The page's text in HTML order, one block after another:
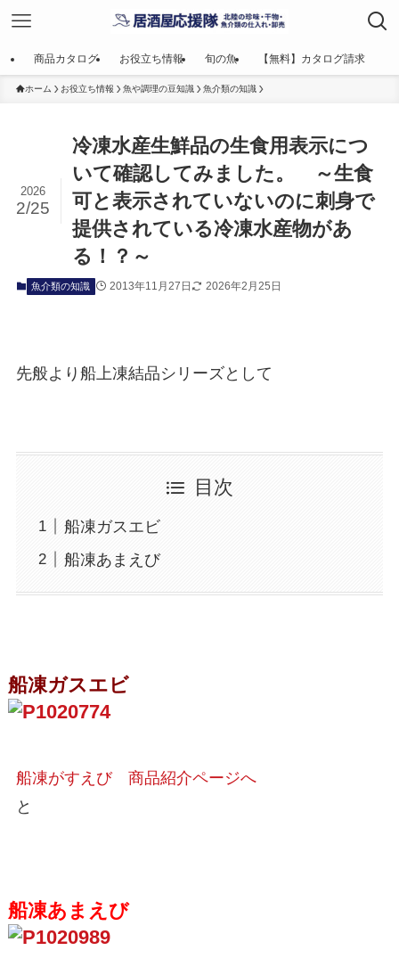
商品カタログ お役立ち情報 旬の魚 【無料】カタログ請求
ホーム お役立ち情報 魚や調理の豆知識 魚介類の知識
冷凍水産生鮮品の生食用表示につ
いて確認してみました。 ～生食
可と表示されていないのに刺身で
提供されている冷凍水産物があ
る！？～
2026
2/25
魚介類の知識 2013年11月27日 2026年2月25日
先般より船上凍結品シリーズとして
目次
船凍ガスエビ
船凍あまえび
船凍ガスエビ
船凍がすえび 商品紹介ページへ
と
船凍あまえび